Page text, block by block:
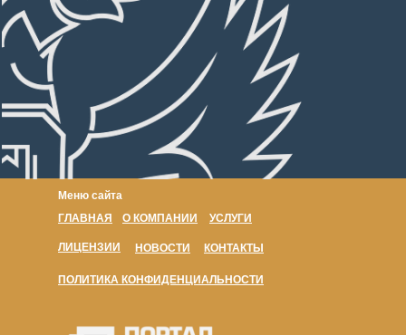
Меню сайта
ГЛАВНАЯ О КОМПАНИИ УСЛУГИ
ЛИЦЕНЗИИ НОВОСТИ КОНТАКТЫ
ПОЛИТИКА КОНФИДЕНЦИАЛЬНОСТИ